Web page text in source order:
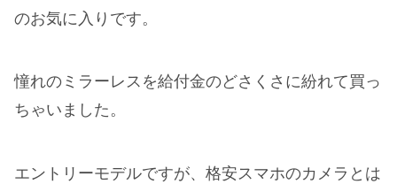
のお気に入りです。
憧れのミラーレスを給付金のどさくさに紛れて買っ
ちゃいました。
エントリーモデルですが、格安スマホのカメラとは